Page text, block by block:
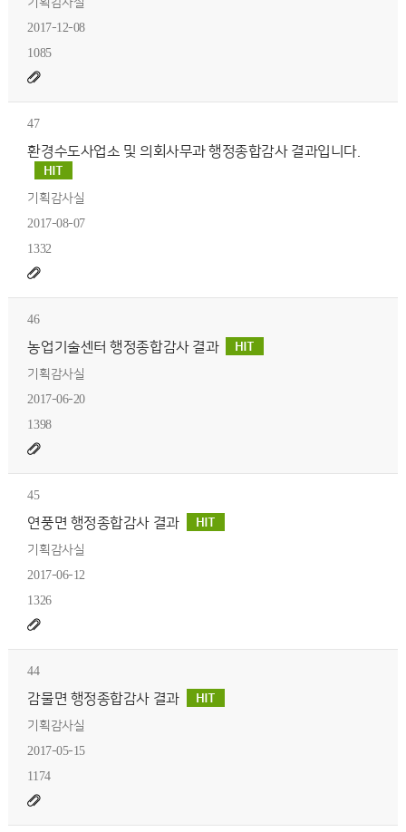
2017-12-08
1085
47
환경수도사업소 및 의회사무과 행정종합감사 결과입니다.
기획감사실
2017-08-07
1332
46
농업기술센터 행정종합감사 결과
기획감사실
2017-06-20
1398
45
연풍면 행정종합감사 결과
기획감사실
2017-06-12
1326
44
감물면 행정종합감사 결과
기획감사실
2017-05-15
1174